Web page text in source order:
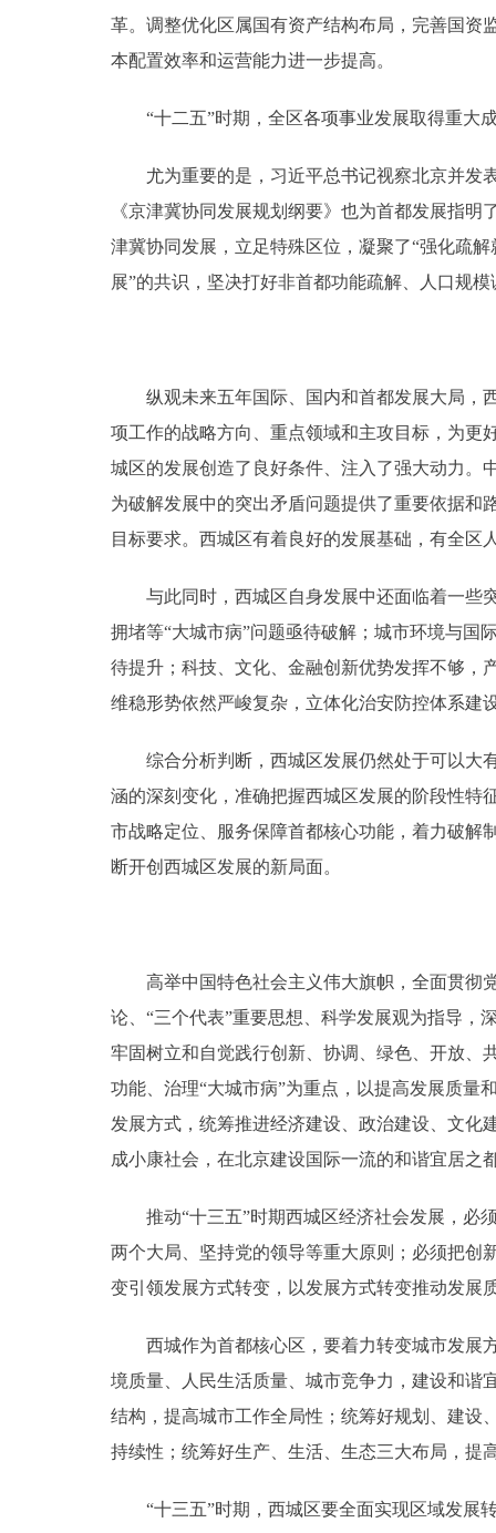
革。调整优化区属国有资产结构布局，完善国资
本配置效率和运营能力进一步提高。
“十二五”时期，全区各项事业发展取得重大成
尤为重要的是，习近平总书记视察北京并发表
《京津冀协同发展规划纲要》也为首都发展指
津冀协同发展，立足特殊区位，凝聚了“强化疏
展”的共识，坚决打好非首都功能疏解、人口规
纵观未来五年国际、国内和首都发展大局，西
项工作的战略方向、重点领域和主攻目标，为更
城区的发展创造了良好条件、注入了强大动力。
为破解发展中的突出矛盾问题提供了重要依据和
目标要求。西城区有着良好的发展基础，有全
与此同时，西城区自身发展中还面临着一些突
拥堵等“大城市病”问题亟待破解；城市环境与国
待提升；科技、文化、金融创新优势发挥不够，
维稳形势依然严峻复杂，立体化治安防控体系建
综合分析判断，西城区发展仍然处于可以大有
涵的深刻变化，准确把握西城区发展的阶段性特
市战略定位、服务保障首都核心功能，着力破解
断开创西城区发展的新局面。
高举中国特色社会主义伟大旗帜，全面贯彻党
论、“三个代表”重要思想、科学发展观为指导，
牢固树立和自觉践行创新、协调、绿色、开放、
功能、治理“大城市病”为重点，以提高发展质量
发展方式，统筹推进经济建设、政治建设、文化
成小康社会，在北京建设国际一流的和谐宜居之
推动“十三五”时期西城区经济社会发展，必须
两个大局、坚持党的领导等重大原则；必须把创
变引领发展方式转变，以发展方式转变推动发展
西城作为首都核心区，要着力转变城市发展方
境质量、人民生活质量、城市竞争力，建设和谐
结构，提高城市工作全局性；统筹好规划、建设
持续性；统筹好生产、生活、生态三大布局，提
“十三五”时期，西城区要全面实现区域发展转